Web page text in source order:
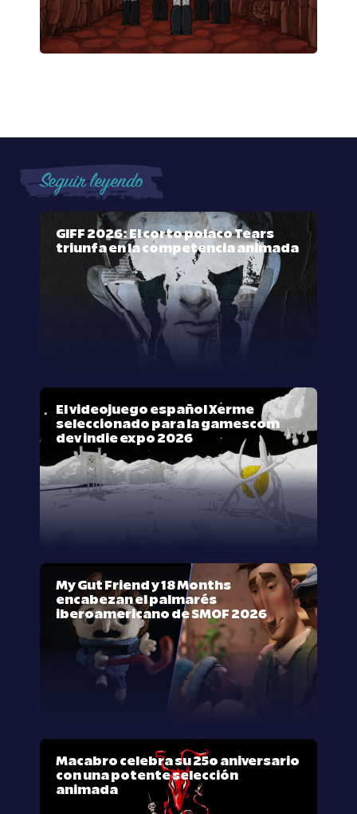
Seguir leyendo
GIFF 2026: El corto polaco Tears
triunfa en la competencia animada
El videojuego español Xerme
seleccionado para la gamescom
dev indie expo 2026
My Gut Friend y 18 Months
encabezan el palmarés
iberoamericano de SMOF 2026
Macabro celebra su 25º aniversario
con una potente selección
animada